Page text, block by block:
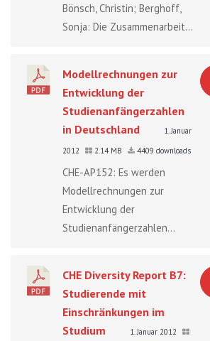
Bönsch, Christin; Berghoff,
Sonja: Die Zusammenarbeit...
Modellrechnungen zur
Entwicklung der
Studienanfängerzahlen
in Deutschland
1. Januar
2012
2.14 MB 4409 downloads
CHE-AP152: Es werden
Modellrechnungen zur
Entwicklung der
Studienanfängerzahlen...
CHE Diversity Report B7:
Studierende mit
Einschränkungen im
Studium
1. Januar 2012